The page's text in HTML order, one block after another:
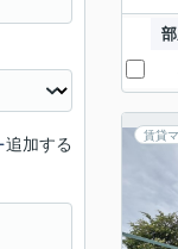
賃貸
追加する